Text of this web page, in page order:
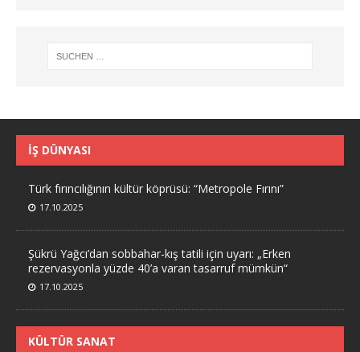
İŞ DÜNYASI
Türk fırıncılığının kültür köprüsü: “Metropole Fırını”
17.10.2025
Şükrü Yağcı’dan sobbahar-kış tatili için uyarı: „Erken
rezervasyonla yüzde 40’a varan tasarruf mümkün“
17.10.2025
KÜLTÜR SANAT